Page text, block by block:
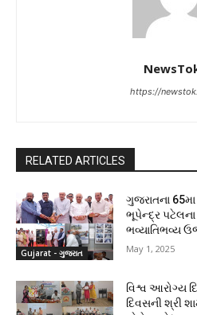
https://
RELATED ARTICLES
Gujarat - ગુજરાત
ગુજરાતના
ભૂપેન્દ્ર પટેલના
ભવ્યાતિભવ્ય
May 1, 2025
વિશ્વ આરોગ્ય
દિવસની શ્રી